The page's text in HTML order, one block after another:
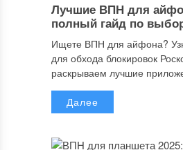
последующих моих комментариев.
Лучшие ВПН для
полный гайд по
Ищете ВПН для айфона?
для обхода блокировок
раскрываем лучшие
Далее